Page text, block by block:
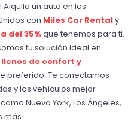
un auto en las
con Miles Car Rentaly
del 35%que tenemos para ti.
tu solución ideal en
de confort y
preferido. Te conectamos
y los vehículos mejor
Nueva York, Los Ángeles,
más.